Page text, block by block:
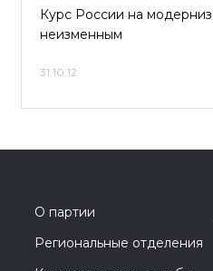
Курс России на
неизменным
31.10.12
О партии
Региональные отделения